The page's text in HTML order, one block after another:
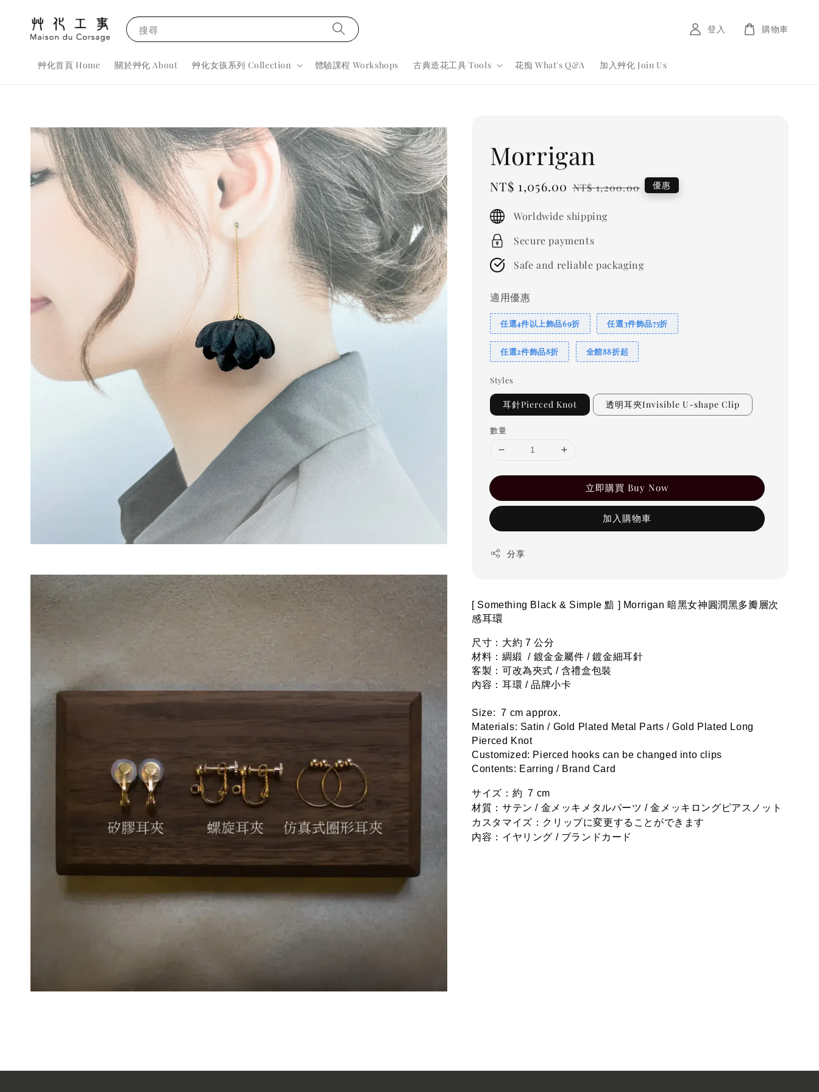
搜尋
艸化首頁 Home 關於艸化 About 艸化女孩系列 Collection 體驗課程 Workshops 古典造花工具 Tools 花痴 What's Q&A 加入艸化 Join Us
登入 購物車
Morrigan
Sale
NT$ 1,056.00 Regular
NT$ 1,200.00 優惠
Worldwide shipping
Secure payments
Safe and reliable packaging
適用優惠
任選4件以上飾品69折 任選3件飾品75折
任選2件飾品8折 全館88折起
Styles
耳針Pierced Knot 透明耳夾Invisible U-shape Clip
數量
立即購買 Buy Now
加入購物車
分享
[ Something Black & Simple 黯 ] Morrigan 暗黑女神圓潤黑多瓣層次
感耳環
尺寸：大約 7 公分
材料：綢緞 / 鍍金金屬件 / 鍍金細耳針
客製：可改為夾式 / 含禮盒包裝
內容：耳環 / 品牌小卡
Size:  7 cm approx.
Materials: Satin / Gold Plated Metal Parts / Gold Plated Long
Pierced Knot
Customized: Pierced hooks can be changed into clips
Contents: Earring / Brand Card
サイズ：約  7 cm
材質： サテン / 金メッキメタルパーツ / 金メッキロングピアスノット
カスタマイズ：クリップに変更することができます
内容：イヤリング / ブランドカード